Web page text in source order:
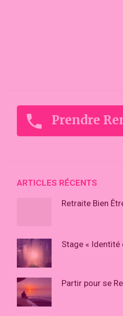
Prendre
ARTICLES RÉCENTS
Retraite Bien
Stage « Identité
Partir pour se